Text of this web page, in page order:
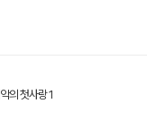
의 첫사랑 1